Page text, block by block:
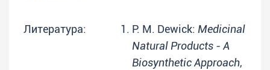
Литература: P. M. Dewick: Medicinal
Natural Products - A
Biosynthetic Approach,